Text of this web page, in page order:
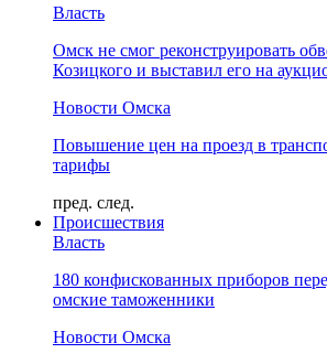
Власть
Омск не смог реконструировать
Козицкого и выставил его на
Новости Омска
Повышение цен на проезд в
тарифы
пред. след.
Происшествия
Власть
180 конфискованных приборов
омские таможенники
Новости Омска